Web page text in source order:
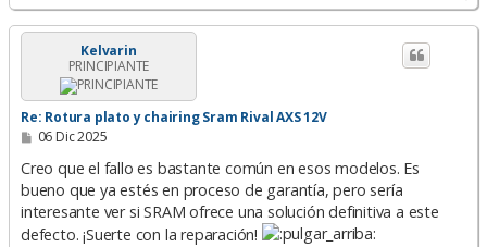
r
r
Kelvarin
PRINCIPIANTE
Re: Rotura plato y chairing Sram Rival AXS 12V
M
n
a
j
e
06 Dic 2025
Creo que el fallo es bastante común en esos modelos. Es
bueno que ya estés en proceso de garantía, pero sería
interesante ver si SRAM ofrece una solución definitiva a este
defecto. ¡Suerte con la reparación!